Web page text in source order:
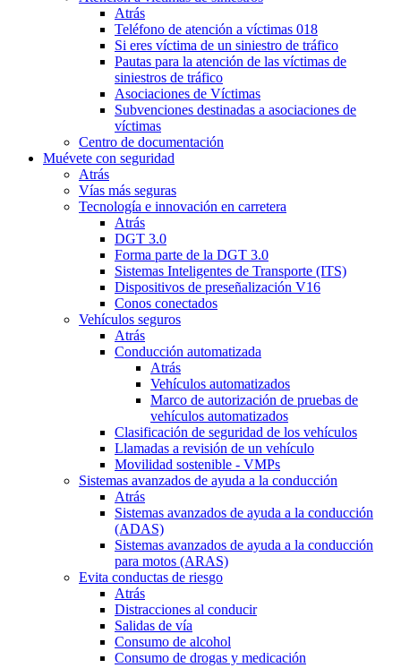
Atrás
Teléfono de atención a víctimas 018
Si eres víctima de un siniestro de tráfico
Pautas para la atención de las víctimas de
siniestros de tráfico
Asociaciones de Víctimas
Subvenciones destinadas a asociaciones de
víctimas
Centro de documentación
Muévete con seguridad
Atrás
Vías más seguras
Tecnología e innovación en carretera
Atrás
DGT 3.0
Forma parte de la DGT 3.0
Sistemas Inteligentes de Transporte (ITS)
Dispositivos de preseñalización V16
Conos conectados
Vehículos seguros
Atrás
Conducción automatizada
Atrás
Vehículos automatizados
Marco de autorización de pruebas de
vehículos automatizados
Clasificación de seguridad de los vehículos
Llamadas a revisión de un vehículo
Movilidad sostenible - VMPs
Sistemas avanzados de ayuda a la conducción
Atrás
Sistemas avanzados de ayuda a la conducción
(ADAS)
Sistemas avanzados de ayuda a la conducción
para motos (ARAS)
Evita conductas de riesgo
Atrás
Distracciones al conducir
Salidas de vía
Consumo de alcohol
Consumo de drogas y medicación